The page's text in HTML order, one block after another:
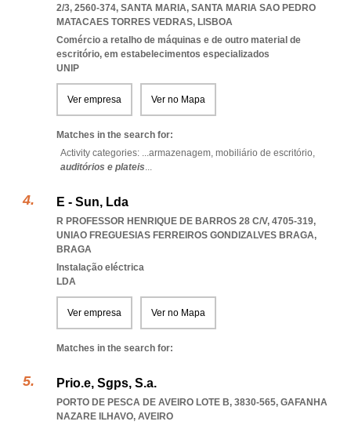
2/3, 2560-374, SANTA MARIA, SANTA MARIA SAO PEDRO
MATACAES TORRES VEDRAS, LISBOA
Comércio a retalho de máquinas e de outro material de
escritório, em estabelecimentos especializados
UNIP
Ver empresa Ver no Mapa
Matches in the search for:
Activity categories: ...armazenagem, mobiliário de escritório,
auditórios e plateis...
E - Sun, Lda
R PROFESSOR HENRIQUE DE BARROS 28 C/V, 4705-319,
UNIAO FREGUESIAS FERREIROS GONDIZALVES BRAGA,
BRAGA
Instalação eléctrica
LDA
Ver empresa Ver no Mapa
Matches in the search for:
Prio.e, Sgps, S.a.
PORTO DE PESCA DE AVEIRO LOTE B, 3830-565, GAFANHA
NAZARE ILHAVO, AVEIRO